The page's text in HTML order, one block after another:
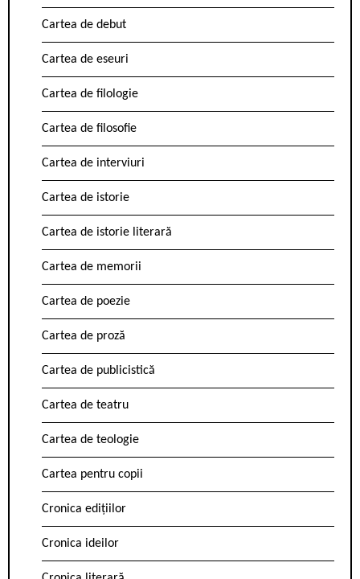
Cartea de debut
Cartea de eseuri
Cartea de filologie
Cartea de filosofie
Cartea de interviuri
Cartea de istorie
Cartea de istorie literară
Cartea de memorii
Cartea de poezie
Cartea de proză
Cartea de publicistică
Cartea de teatru
Cartea de teologie
Cartea pentru copii
Cronica edițiilor
Cronica ideilor